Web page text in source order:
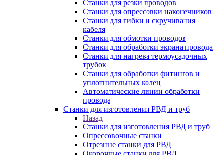
Станки для резки проводов
Станки для опрессовки наконечников
Станки для гибки и скручивания
кабеля
Станки для обмотки проводов
Станки для обработки экрана провода
Станки для нагрева термоусадочных
трубок
Станки для обработки фитингов и
уплотнительных колец
Автоматические линии обработки
провода
Станки для изготовления РВД и труб
Назад
Станки для изготовления РВД и труб
Опрессовочные станки
Отрезные станки для РВД
Окорочные станки для РВД